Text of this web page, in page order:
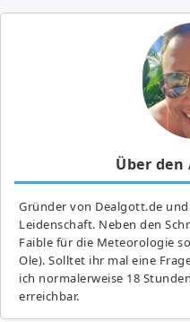
Über
Gründer von Dealgott.de
Leidenschaft. Neben den
Fai­ble für die Meteorologie
Ole). Solltet ihr mal eine
ich normalerweise 18
erreichbar.